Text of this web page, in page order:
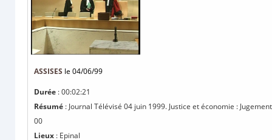
ASSISES le 04/06/99
Durée : 00:02:21
Résumé : Journal Télévisé 04 juin 1999. Justice et économie :
00
Lieux : Epinal